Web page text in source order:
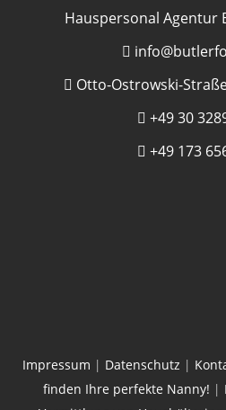
Hauspersonal Agentur
Otto-Ostrowski-
+49 30
+49 173
Impressum | Datenschutz |
finden Ihre perfekte Nanny! |